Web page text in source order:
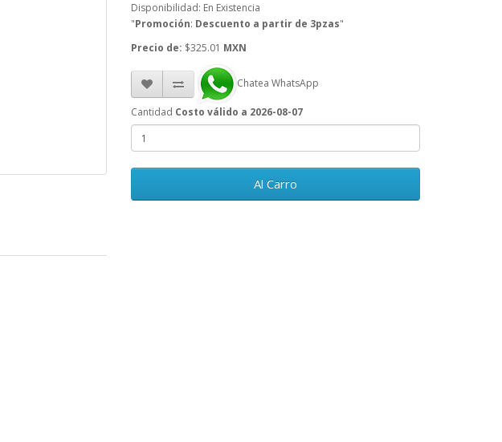
Disponibilidad: En Existencia
"Promoción: Descuento a partir de 3pzas"
Precio de: $325.01 MXN
Chatea WhatsApp
Cantidad Costo válido a 2026-08-07
Al Carro